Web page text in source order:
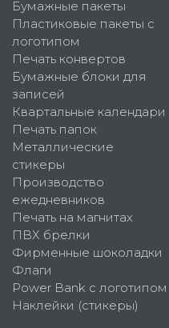
Бумажные пакеты
Пластиковые пакеты с
логотипом
Печать конвертов
Бумажные блоки для
записей
Квартальные календари
Печать папок
Металлические
стикеры
Производство
ежедневников
Печать на магнитах
ПВХ брелки
Фирменные шоколадки
Флаги
Power Bank с логотипом
Наклейки (стикеры)